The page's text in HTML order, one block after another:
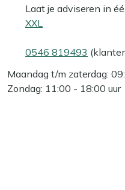
Laat je adviseren in
XXL
0546 819493
Maandag t/m zaterdag:
Zondag: 11:00 - 18:00 uur